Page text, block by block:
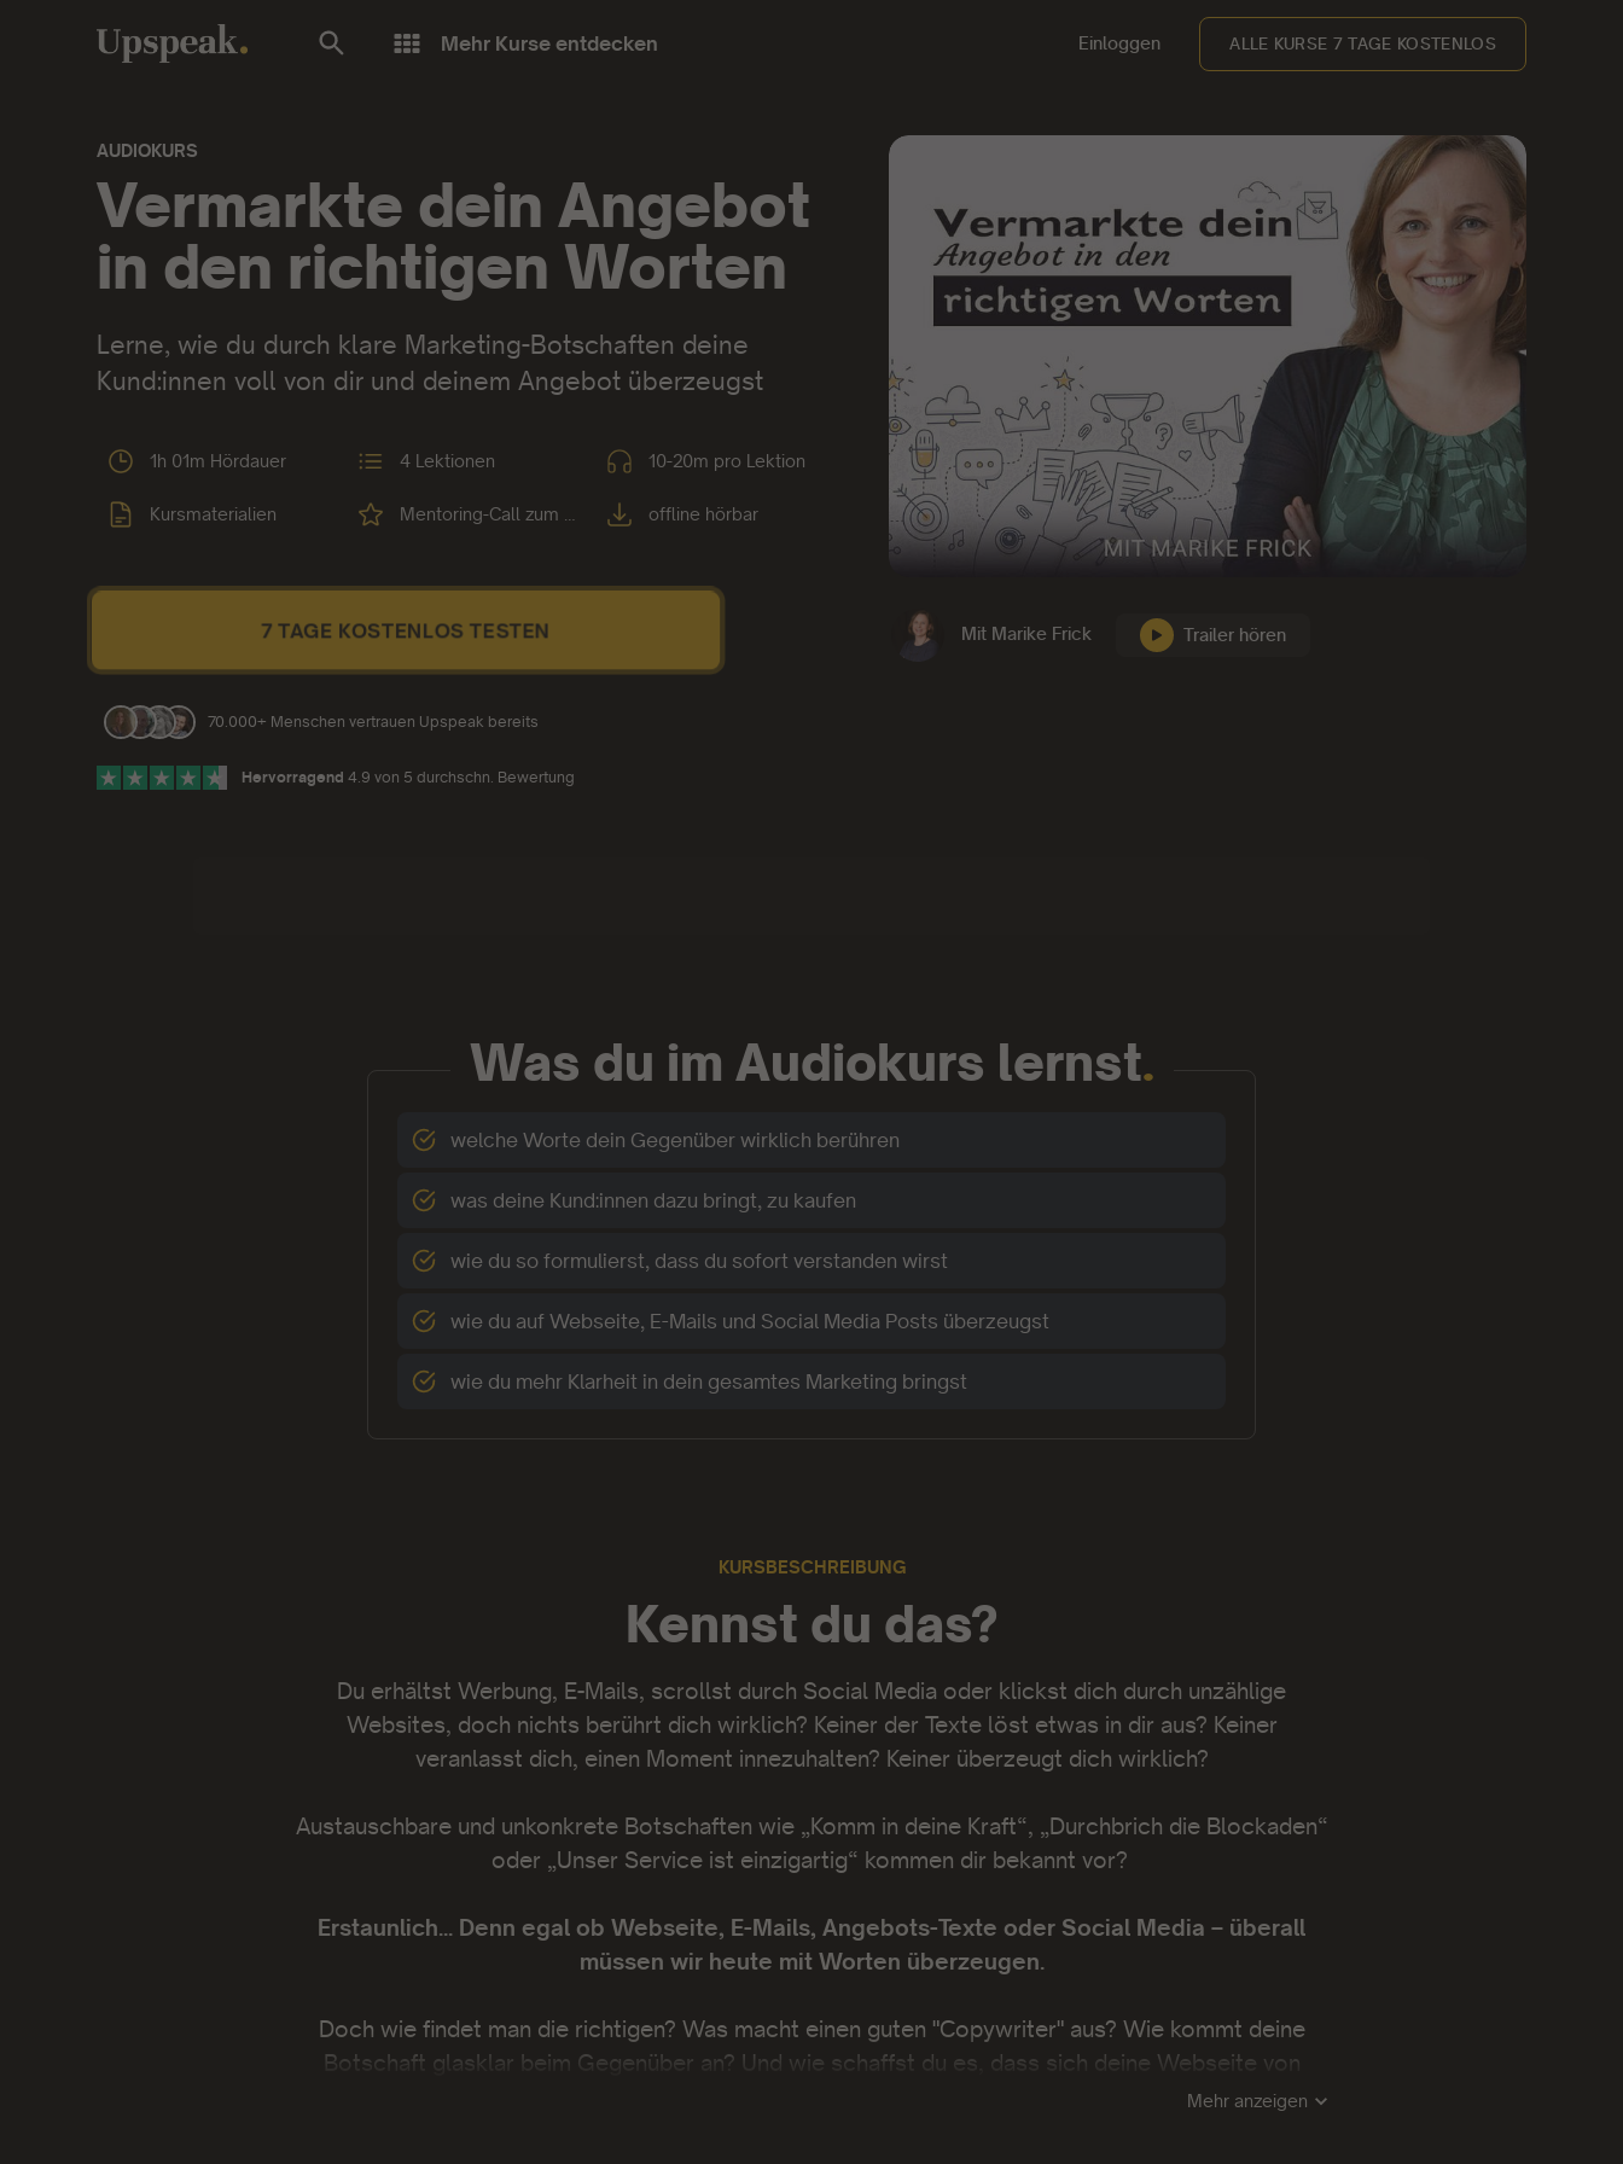
Mehr Kurse entdecken Einloggen ALLE KURSE 7 TAGE KOSTENLOS
Mit Marike Frick Trailer hören
AUDIOKURS
Audiokurs:
Vermarkte dein Angebot
in den richtigen Worten
Lerne, wie du durch klare Marketing-Botschaften deine
Kund:innen voll von dir und deinem Angebot überzeugst
1h 01m Hördauer 4 Lektionen 10-20m pro Lektion
Kursmaterialien
Mentoring-Call zum K
offline hörbar
7 TAGE KOSTENLOS TESTEN
70.000+ Menschen vertrauen Upspeak bereits
Hervorragend 4.9 von 5 durchschn. Bewertung
Was du im Audiokurs lernst.
welche Worte dein Gegenüber wirklich berühren
was deine Kund:innen dazu bringt, zu kaufen
wie du so formulierst, dass du sofort verstanden wirst
wie du auf Webseite, E-Mails und Social Media Posts überzeugst
wie du mehr Klarheit in dein gesamtes Marketing bringst
KURSBESCHREIBUNG
Kennst du das?
Du erhältst Werbung, E-Mails, scrollst durch Social Media oder klickst dich durch unzählige
Websites, doch nichts berührt dich wirklich? Keiner der Texte löst etwas in dir aus? Keiner
veranlasst dich, einen Moment innezuhalten? Keiner überzeugt dich wirklich?
Austauschbare und unkonkrete Botschaften wie „Komm in deine Kraft“, „Durchbrich die Blockaden“
oder „Unser Service ist einzigartig“ kommen dir bekannt vor?
Erstaunlich... Denn egal ob Webseite, E-Mails, Angebots-Texte oder Social Media – überall
müssen wir heute mit Worten überzeugen.
Doch wie findet man die richtigen? Was macht einen guten "Copywriter" aus? Wie kommt deine
Botschaft glasklar beim Gegenüber an? Und wie schaffst du es, dass sich deine Webseite von
anderen abhebt und deine Botschaft wirklich etwas bei deinen potenziellen Kund:innen bewegt?
Mehr anzeigen